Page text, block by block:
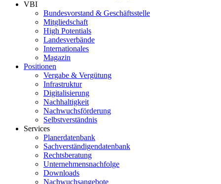
VBI
Bundesvorstand & Geschäftsstelle
Mitgliedschaft
High Potentials
Landesverbände
Internationales
Magazin
Positionen
Vergabe & Vergütung
Infrastruktur
Digitalisierung
Nachhaltigkeit
Nachwuchsförderung
Selbstverständnis
Services
Planerdatenbank
Sachverständigendatenbank
Rechtsberatung
Unternehmensnachfolge
Downloads
Nachwuchsangebote